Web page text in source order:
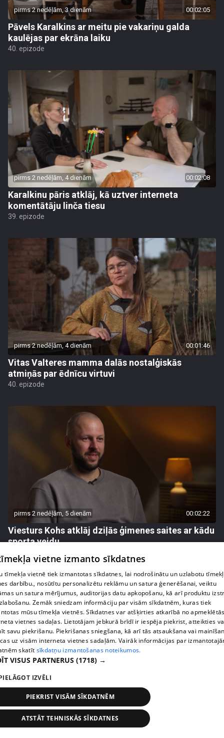
pirms 2 nedēļām, 3 dienām 00:02:05
Pāvels Karalkins ar meitu pie vakariņu galda
kaulējas par ekrāna laiku
40. epizode
pirms 2 nedēļām, 4 dienām 00:02:08
Karalkinu pāris atklāj, kā uztver interneta
komentātāju linča tiesu
39. epizode
pirms 2 nedēļām, 4 dienām 00:01:46
Vitas Valteres mamma dalās nostalģiskās
atmiņās par ēdnīcu virtuvi
40. epizode
pirms 2 nedēļām, 5 dienām 00:02:22
Viesturs Kohs atklāj dziļās ģimenes saites ar kādu
sporta veidu
pirms 2 nedēļām, 5 dienām
"Man gribējās būt tādai seksīgai!" Estere Bindre
atklāj savu fotosesijas pieredzi
42. epizode
vietne izmanto sīkdatnes
tīmekļa vietnē tiek izmantotas sīkdatnes, lai nodrošinātu un uzlabotu
darbību., nosūtītu personalizētu reklāmu un satura ģenerēšanai, veiktu
un satura mērījumus, auditorijas datu apkopošanu, kā arī produktu
Zemāk sniedzam informāciju par visām sīkdatnēm, kuras tiek
mūsu tīmekļa vietnēs. Sīkdatnes var atšķirties atkarībā no
vietnes sadaļas. Lietotājam jebkurā brīdī ir iespēja piekrist, atteikties
savu piekrišanu. Piekrišanas sniegšana, kā arī tās atsaukšana vai
uz visām interneta vietnes sadaļām. Vairāk informācijas par
skatīt sīkdatņu izmantošanas noteikumos.
VISUS PARTNERUS (1718) →
IZVĒLI
PIEKRIST VISĀM SĪKDATNĒM
ATSTĀT TEHNISKĀS SĪKDATNES